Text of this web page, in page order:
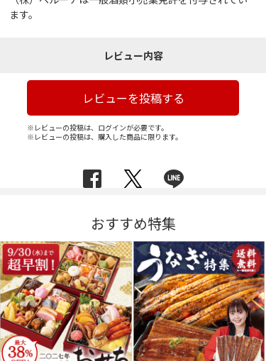
ます。
レビュー内容
レビューを投稿する
※レビューの投稿は、ログインが必要です。
※レビューの投稿は、購入した商品に限ります。
おすすめ特集